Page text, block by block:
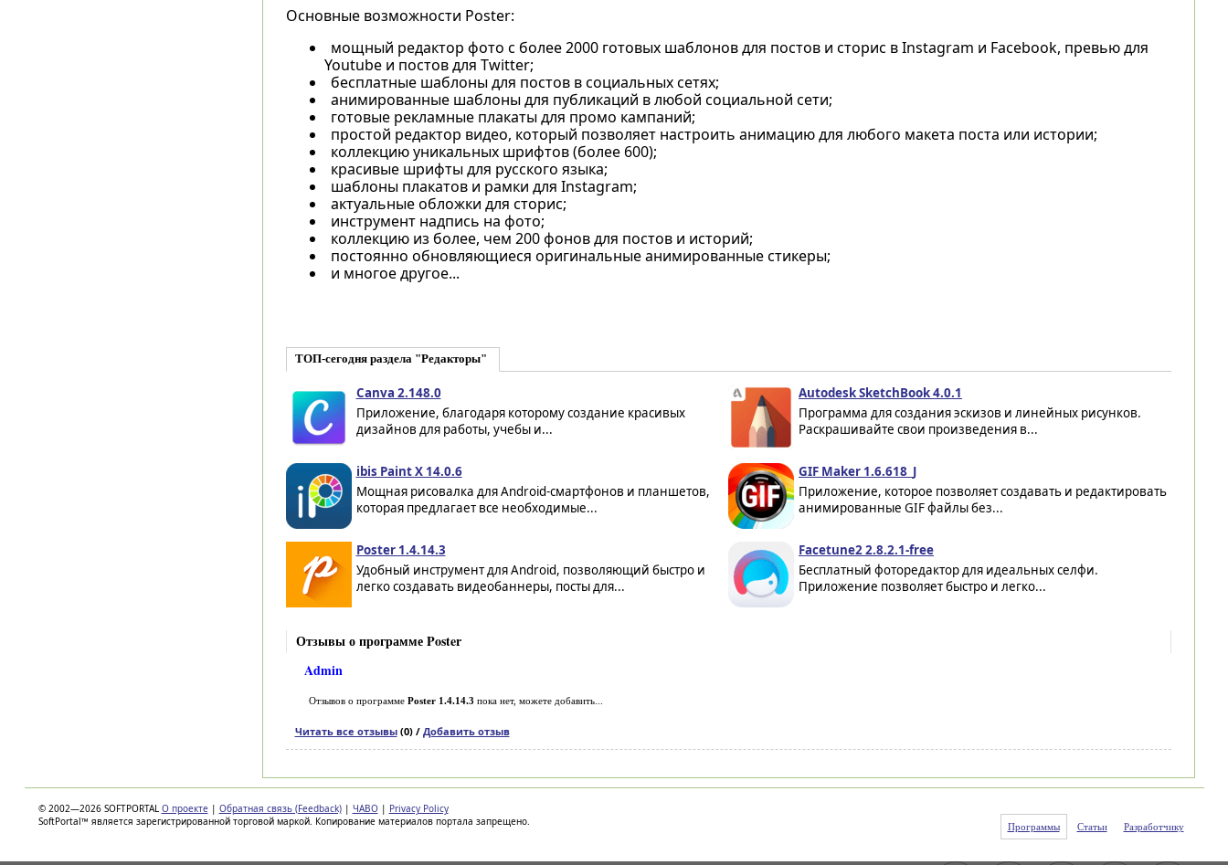
Основные возможности Poster:
мощный редактор фото с более 2000 готовых шаблонов для постов и сторис в Instagram и Facebook, превью для
Youtube и постов для Twitter;
бесплатные шаблоны для постов в социальных сетях;
анимированные шаблоны для публикаций в любой социальной сети;
готовые рекламные плакаты для промо кампаний;
простой редактор видео, который позволяет настроить анимацию для любого макета поста или истории;
коллекцию уникальных шрифтов (более 600);
красивые шрифты для русского языка;
шаблоны плакатов и рамки для Instagram;
актуальные обложки для сторис;
инструмент надпись на фото;
коллекцию из более, чем 200 фонов для постов и историй;
постоянно обновляющиеся оригинальные анимированные стикеры;
и многое другое...
ТОП-сегодня раздела "Редакторы"
Canva 2.148.0
Приложение, благодаря которому создание красивых
дизайнов для работы, учебы и...
Autodesk SketchBook 4.0.1
Программа для создания эскизов и линейных рисунков.
Раскрашивайте свои произведения в...
ibis Paint X 14.0.6
Мощная рисовалка для Android-смартфонов и планшетов,
которая предлагает все необходимые...
GIF Maker 1.6.618_J
Приложение, которое позволяет создавать и редактировать
анимированные GIF файлы без...
Poster 1.4.14.3
Удобный инструмент для Android, позволяющий быстро и
легко создавать видеобаннеры, посты для...
Facetune2 2.8.2.1-free
Бесплатный фоторедактор для идеальных селфи.
Приложение позволяет быстро и легко...
Отзывы о программе Poster
Admin
Отзывов о программе Poster 1.4.14.3 пока нет, можете добавить...
Читать все отзывы(0) / Добавить отзыв
© 2002—2026 SOFTPORTAL О проекте | Обратная связь (Feedback) | ЧАВО | Privacy Policy
SoftPortal™ является зарегистрированной торговой маркой. Копирование материалов портала запрещено.
Программы Статьи Разработчику